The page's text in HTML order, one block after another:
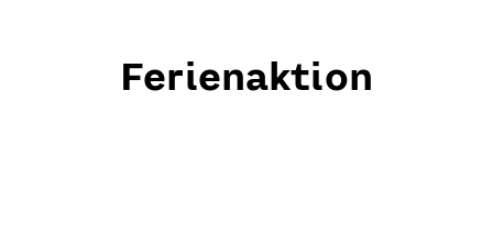
Ferienaktion